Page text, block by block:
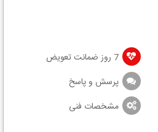
7 روز ضمانت تعویض
پرسش و پاسخ
مشخصات فنی